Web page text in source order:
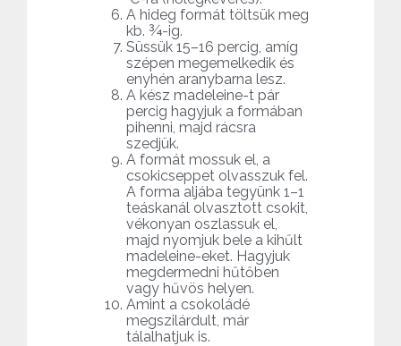
A hideg formát töltsük meg
kb. ¾-ig.
Süssük 15–16 percig, amíg
szépen megemelkedik és
enyhén aranybarna lesz.
A kész madeleine-t pár
percig hagyjuk a formában
pihenni, majd rácsra
szedjük.
A formát mossuk el, a
csokicseppet olvasszuk fel.
A forma aljába tegyünk 1–1
teáskanál olvasztott csokit,
vékonyan oszlassuk el,
majd nyomjuk bele a kihűlt
madeleine-eket. Hagyjuk
megdermedni hűtőben
vagy hűvös helyen.
Amint a csokoládé
megszilárdult, már
tálalhatjuk is.